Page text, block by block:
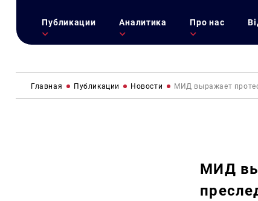
Публикации Аналитика Про нас
Главная Публикации Новости МИД выражает
МИД